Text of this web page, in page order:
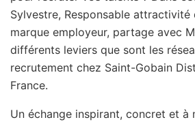
Sylvestre, Responsable attractivité
marque employeur, partage avec
différents leviers que sont les
recrutement chez Saint-Gobain
France.
Un échange inspirant, concret et